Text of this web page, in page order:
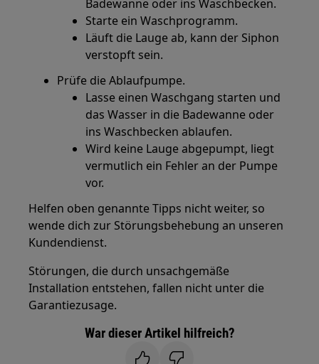
Badewanne oder ins Waschbecken.
Starte ein Waschprogramm.
Läuft die Lauge ab, kann der Siphon
verstopft sein.
Prüfe die Ablaufpumpe.
Lasse einen Waschgang starten und
das Wasser in die Badewanne oder
ins Waschbecken ablaufen.
Wird keine Lauge abgepumpt, liegt
vermutlich ein Fehler an der Pumpe
vor.
Helfen oben genannte Tipps nicht weiter, so
wende dich zur Störungsbehebung an unseren
Kundendienst.
Störungen, die durch unsachgemäße
Installation entstehen, fallen nicht unter die
Garantiezusage.
War dieser Artikel hilfreich?